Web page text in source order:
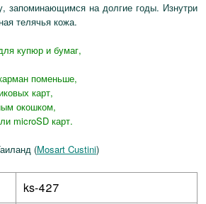
запоминающимся на долгие годы. Изнутри
телячья кожа.
купюр и бумаг,
поменьше,
карт,
окошком,
microSD карт.
(Mosart Custini)
ks-427